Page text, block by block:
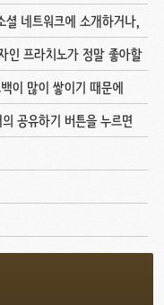
네트워크에 소개하거나,
인 프라치노가 정말 좋아할
이 많이 쌓이기 때문에
공유하기 버튼을 누르면